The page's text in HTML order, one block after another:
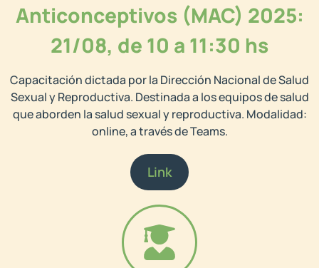
Anticonceptivos (MAC) 2025:
21/08, de 10 a 11:30 hs
Capacitación dictada por la Dirección Nacional de Salud
Sexual y Reproductiva. Destinada a los equipos de salud
que aborden la salud sexual y reproductiva. Modalidad:
online, a través de Teams.
Link